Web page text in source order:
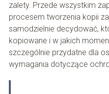
zalety. Przede wszystkim
procesem tworzenia kopii
samodzielnie decydować,
kopiowane i w jakich
szczególnie przydatne dla
wymagania dotyczące